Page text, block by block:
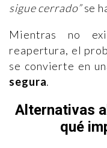
sigue cerrado”se
Mientras no
reapertura, el
se convierte en
segura.
Alternativas
qué